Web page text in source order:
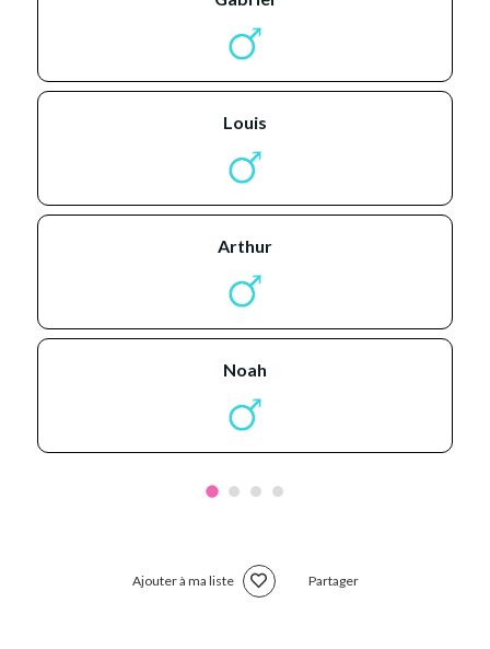
louis
arthur
noah
Ajouter à ma liste Partager